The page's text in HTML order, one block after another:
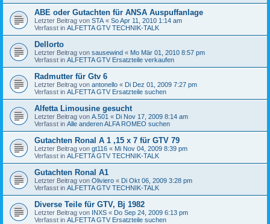
ABE oder Gutachten für ANSA Auspuffanlage
Letzter Beitrag von STA « So Apr 11, 2010 1:14 am
Verfasst in ALFETTA GTV TECHNIK-TALK
Dellorto
Letzter Beitrag von sausewind « Mo Mär 01, 2010 8:57 pm
Verfasst in ALFETTA GTV Ersatzteile verkaufen
Radmutter für Gtv 6
Letzter Beitrag von antonello « Di Dez 01, 2009 7:27 pm
Verfasst in ALFETTA GTV Ersatzteile suchen
Alfetta Limousine gesucht
Letzter Beitrag von A.501 « Di Nov 17, 2009 8:14 am
Verfasst in Alle anderen ALFA ROMEO suchen
Gutachten Ronal A 1 ,15 x 7 für GTV 79
Letzter Beitrag von gt116 « Mi Nov 04, 2009 8:39 pm
Verfasst in ALFETTA GTV TECHNIK-TALK
Gutachten Ronal A1
Letzter Beitrag von Oliviero « Di Okt 06, 2009 3:28 pm
Verfasst in ALFETTA GTV TECHNIK-TALK
Diverse Teile für GTV, Bj 1982
Letzter Beitrag von INXS « Do Sep 24, 2009 6:13 pm
Verfasst in ALFETTA GTV Ersatzteile suchen